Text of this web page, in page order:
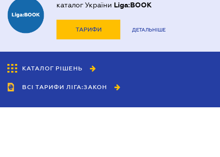
каталог України Liga:BOOK
ТАРИФИ ДЕТАЛЬНІШЕ
КАТАЛОГ РІШЕНЬ
ВСІ ТАРИФИ ЛІГА:ЗАКОН